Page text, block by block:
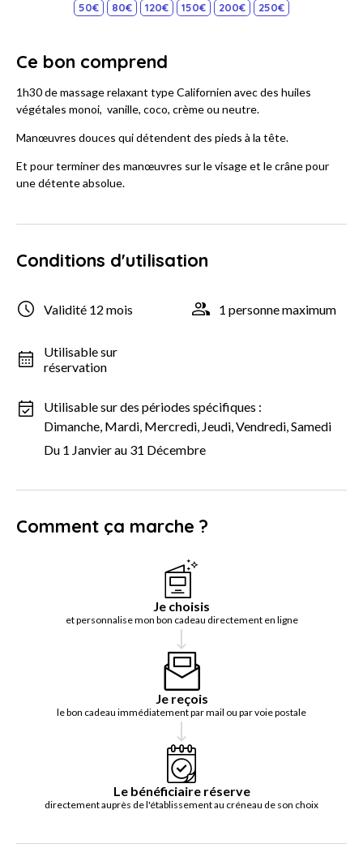
50€ 80€ 120€ 150€ 200€ 250€
Ce bon comprend
1h30 de massage relaxant type Californien avec des huiles
végétales monoi, vanille, coco, crème ou neutre.
Manœuvres douces qui détendent des pieds à la tête.
Et pour terminer des manœuvres sur le visage et le crâne pour
une détente absolue.
Conditions d'utilisation
Validité 12 mois 1 personne maximum
Utilisable sur
réservation
Utilisable sur des périodes spécifiques :
Dimanche, Mardi, Mercredi, Jeudi, Vendredi, Samedi
Du 1 Janvier au 31 Décembre
Comment ça marche ?
Je choisis
et personnalise mon bon cadeau directement en ligne
Je reçois
le bon cadeau immédiatement par mail ou par voie postale
Le bénéficiaire réserve
directement auprès de l'établissement au créneau de son choix